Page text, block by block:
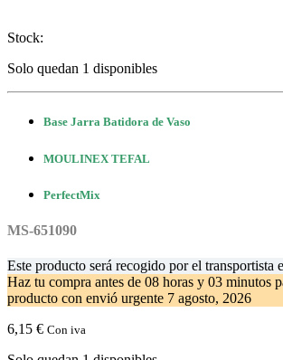
Stock:
Solo quedan 1 disponibles
Base Jarra Batidora de Vaso
MOULINEX TEFAL
PerfectMix
MS-651090
Este producto será recogido por el transportista
Haz tu compra antes de 08 horas y 03 minutos
producto con envió urgente 7 agosto, 2026
6,15 € Con iva